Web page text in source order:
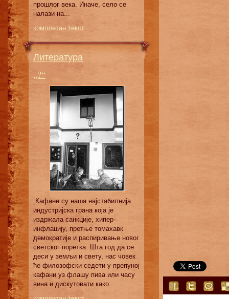
прошлог века. Иначе, село се
налази на...
комплетан текст
Литература
„?“
„Кафане су наша најстабилнија
индустријска грана која је
издржала санкције, хипер-
инфлацију, претње томахавк
демократије и распиривање новог
светског поретка. Шта год да се
деси у земљи и свету, нас човек
ће филозофски седети у препуној
кафани уз флашу пива или часу
вина и дискутовати како...